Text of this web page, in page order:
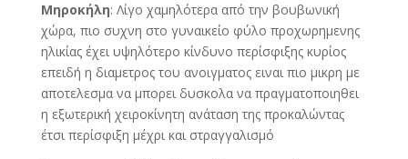
Μηροκήλη: Λίγο χαμηλότερα από την βουβωνική
χώρα, πιο συχνη στο γυναικείο φύλο προχωρημενης
ηλικίας έχει υψηλότερο κίνδυνο περίσφιξης κυρίος
επειδή η διαμετρος του ανοιγματος ειναι πιο μικρη με
αποτελεσμα να μπορει δυσκολα να πραγματοποιηθει
η εξωτερική χειροκίνητη ανάταση της προκαλώντας
έτσι περίσφιξη μέχρι και στραγγαλισμό